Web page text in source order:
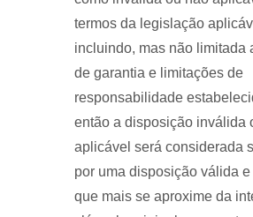
termos da legislação
incluindo, mas não limitada
de garantia e limitações de
responsabilidade
então a disposição inválida
aplicável será considerada
por uma disposição válida e
que mais se aproxime da